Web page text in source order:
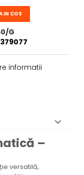
IN COS
G
informatii
–
versatilă,